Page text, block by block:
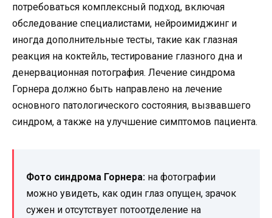
потребоваться комплексный подход, включая
обследование специалистами, нейроимиджинг и
иногда дополнительные тесты, такие как глазная
реакция на коктейль, тестирование глазного дна и
денервационная потография. Лечение синдрома
Горнера должно быть направлено на лечение
основного патологического состояния, вызвавшего
синдром, а также на улучшение симптомов пациента.
Фото синдрома Горнера: на фотографии
можно увидеть, как один глаз опущен, зрачок
сужен и отсутствует потоотделение на